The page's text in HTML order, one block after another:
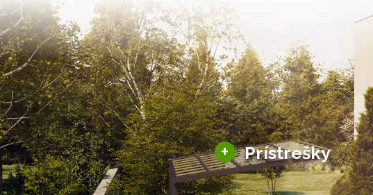
+ Prístrešky
Hliníkové prístrešky
Solárne prístrešky pre auto